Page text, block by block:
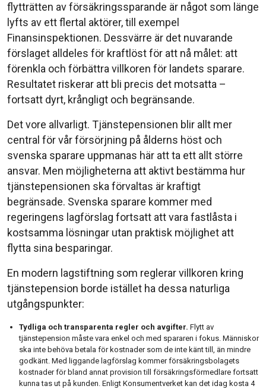
flytträtten av försäkringssparande är något som länge
lyfts av ett flertal aktörer, till exempel
Finansinspektionen. Dessvärre är det nuvarande
förslaget alldeles för kraftlöst för att nå målet: att
förenkla och förbättra villkoren för landets sparare.
Resultatet riskerar att bli precis det motsatta –
fortsatt dyrt, krångligt och begränsande.
Det vore allvarligt. Tjänstepensionen blir allt mer
central för vår försörjning på ålderns höst och
svenska sparare uppmanas här att ta ett allt större
ansvar. Men möjligheterna att aktivt bestämma hur
tjänstepensionen ska förvaltas är kraftigt
begränsade. Svenska sparare kommer med
regeringens lagförslag fortsatt att vara fastlåsta i
kostsamma lösningar utan praktisk möjlighet att
flytta sina besparingar.
En modern lagstiftning som reglerar villkoren kring
tjänstepension borde istället ha dessa naturliga
utgångspunkter:
Tydliga och transparenta regler och avgifter. Flytt av
tjänstepension måste vara enkel och med spararen i fokus. Människor
ska inte behöva betala för kostnader som de inte känt till, än mindre
godkänt. Med liggande lagförslag kommer försäkringsbolagets
kostnader för bland annat provision till försäkringsförmedlare fortsatt
kunna tas ut på kunden. Enligt Konsumentverket kan det idag kosta 4